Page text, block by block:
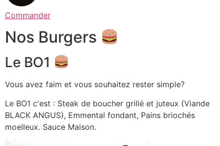
Commander
Nos Burgers
Le BO1
Vous avez faim et vous souhaitez rester simple?
Le BO1 c'est : Steak de boucher grillé et juteux (Viande
BLACK ANGUS), Emmental fondant, Pains briochés
moelleux. Sauce Maison.